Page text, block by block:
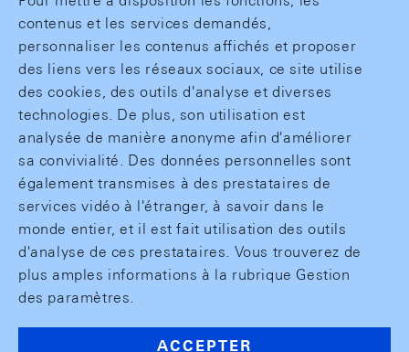
contenus et les services demandés,
personnaliser les contenus affichés et proposer
des liens vers les réseaux sociaux, ce site utilise
des cookies, des outils d'analyse et diverses
technologies. De plus, son utilisation est
analysée de manière anonyme afin d'améliorer
sa convivialité. Des données personnelles sont
également transmises à des prestataires de
services vidéo à l'étranger, à savoir dans le
monde entier, et il est fait utilisation des outils
d'analyse de ces prestataires. Vous trouverez de
plus amples informations à la rubrique Gestion
des paramètres.
ACCEPTER